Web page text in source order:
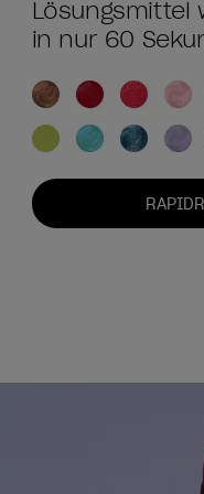
Lösungsmittel
in nur 60